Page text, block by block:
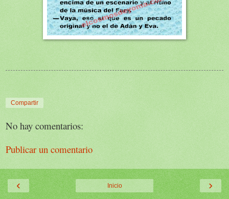
Compartir
No hay comentarios:
Publicar un comentario
‹ ›
Inicio